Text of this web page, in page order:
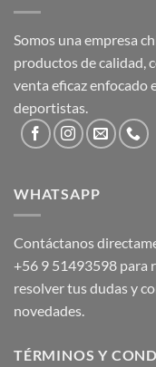
Somos una empresa
productos de calidad,
venta eficaz enfocado
deportistas.
WHATSAPP
Contáctanos
+56 9 51493598 para
resolver tus dudas y
novedades.
TÉRMINOS Y